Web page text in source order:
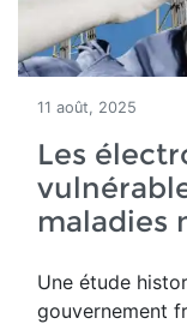
11 août, 2025
Les
maladies
Une étude
gouvernement